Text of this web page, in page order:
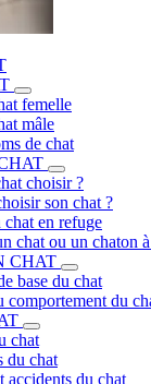
femelle
mâle
de chat
choisir ?
son chat ?
en refuge
chat ou un chaton
CHAT
base du chat
comportement du
chat
du chat
accidents du chat